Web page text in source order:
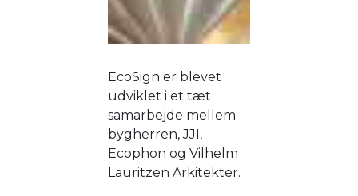
EcoSign er blevet
udviklet i et tæt
samarbejde mellem
bygherren, JJI,
Ecophon og Vilhelm
Lauritzen Arkitekter.